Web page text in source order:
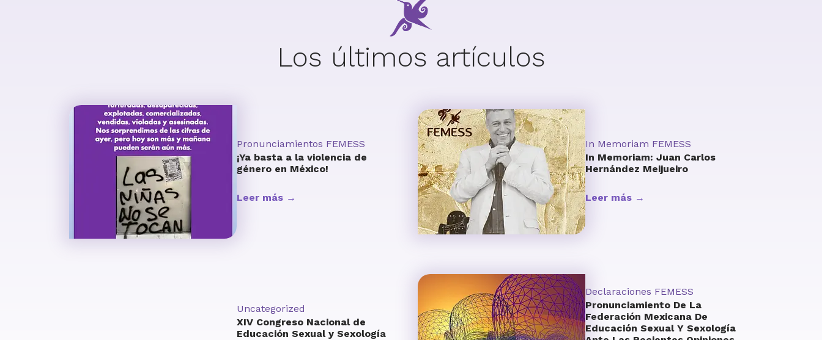
Los últimos artículos
Pronunciamientos FEMESS
¡Ya basta a la violencia de
género en México!
Leer más →
In Memoriam FEMESS
In Memoriam: Juan Carlos
Hernández Meijueiro
Leer más →
Uncategorized
XIV Congreso Nacional de
Educación Sexual y Sexología
Declaraciones FEMESS
Pronunciamiento De La
Federación Mexicana De
Educación Sexual Y Sexología